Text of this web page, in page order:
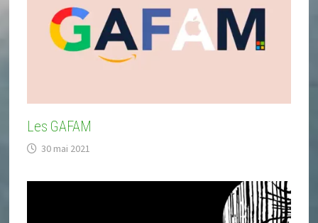
Les GAFAM
30 mai 2021